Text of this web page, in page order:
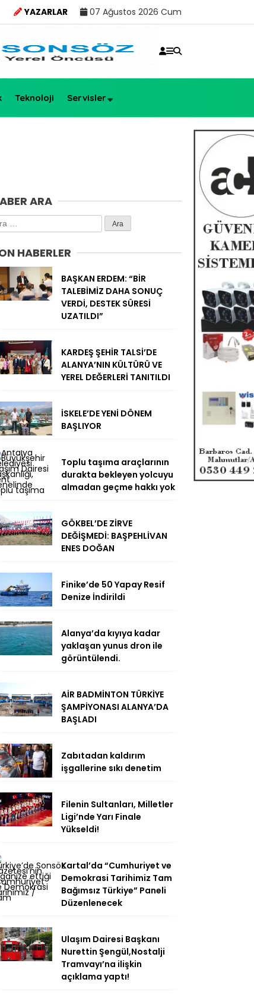
YAZARLAR 07 Ağustos 2026 Cum
Teknoloji Servisler
ARA
HABERLER
BAŞKAN ERDEM: “BİR
TALEBİMİZ DAHA SONUÇ
VERDİ, DESTEK SÜRESİ
UZATILDI”
KARDEŞ ŞEHİR TALSİ’DE
ALANYA’NIN KÜLTÜRÜ VE
YEREL DEĞERLERİ TANITILDI
İSKELE’DE YENİ DÖNEM
BAŞLIYOR
Toplu taşıma araçlarının
durakta bekleyen yolcuyu
almadan geçme hakkı yok
GÖKBEL’DE ZİRVE
DEĞİŞMEDİ: BAŞPEHLİVAN
ENES DOĞAN
Finike’de 50 Yapay Resif
Denize İndirildi
Alanya’da kıyıya kadar
yaklaşan yunus dron ile
görüntülendi.
AİR BADMİNTON TÜRKİYE
ŞAMPİYONASI ALANYA’DA
BAŞLADI
Zabıtadan kaldırım
işgallerine sıkı denetim
Filenin Sultanları, Milletler
Ligi’nde Yarı Finale
Yükseldi!
Kartal’da “Cumhuriyet ve
Demokrasi Tarihimiz Tam
Bağımsız Türkiye” Paneli
Düzenlenecek
Ulaşım Dairesi Başkanı
Nurettin Şengül,Nostalji
Tramvayı’na ilişkin
açıklama yaptı!